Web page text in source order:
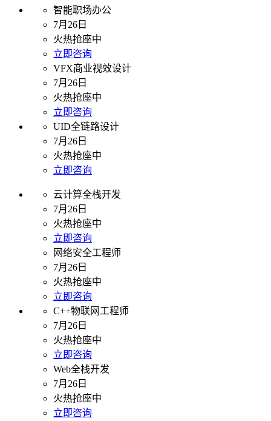
智能职场办公
7月26日
火热抢座中
立即咨询
VFX商业视效设计
7月26日
火热抢座中
立即咨询
UID全链路设计
7月26日
火热抢座中
立即咨询
云计算全栈开发
7月26日
火热抢座中
立即咨询
网络安全工程师
7月26日
火热抢座中
立即咨询
C++物联网工程师
7月26日
火热抢座中
立即咨询
Web全栈开发
7月26日
火热抢座中
立即咨询